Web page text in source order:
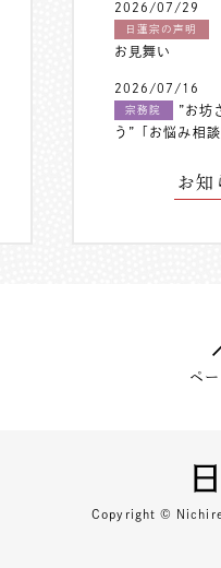
2026/07/29
日蓮宗の声明
お見舞い
2026/07/16
宗務院
”お坊
う”「お悩み相
お知
ペ
Copyright ©